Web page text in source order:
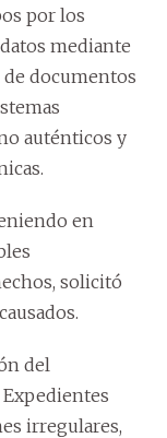
por los
mediante
documentos
auténticos y
en
solicitó
del
irregulares,